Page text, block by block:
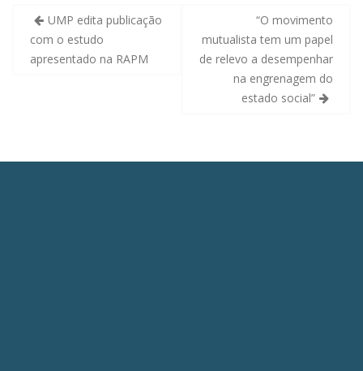
Navegação
de
artigos
UMP edita publicação
com o estudo
apresentado na RAPM
“O movimento
mutualista tem um papel
de relevo a desempenhar
na engrenagem do
estado social”